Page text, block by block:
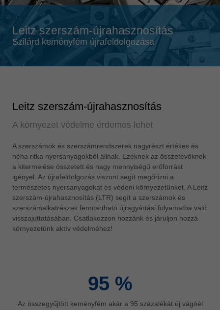
Singapore
english
Slovenija
slovenski
türkçe
USA
english
Việt Nam
tiếng việt
中国
中文
ประเทศไทย
Leitz szerszám-újrahasznosítás
Szilárd keményfém újrafeldolgozása
Leitz szerszám-újrahasznosítás
A környezet védelme érdemes lehet
A szerszámok és szerszámrendszerek nagyrészt értékes és
néha ritka nyersanyagokból állnak. Ezeknek az összetevőknek
a kitermelése összetett és nagy mennyiségű erőforrást
igényel. Az újrafeldolgozás viszont segít megőrizni a
természetes nyersanyagokat és védeni környezetünket. A Leitz
szerszám-újrahasznosítás (LTR) segít a szerszámok és
szerszámalkatrészek fenntartható újragyártási folyamatba való
visszajuttatásában. Csatlakozzon hozzánk és járuljon hozzá
környezetünk aktív védelméhez!
95 %
Az összegyűjtött keményfém akár a 95 százalékát új vágóél